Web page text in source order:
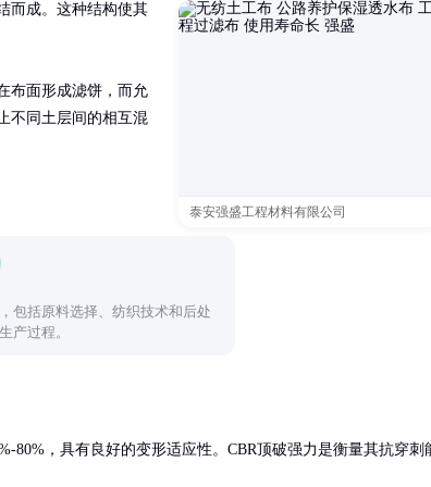
泰安强盛工程材料有限公司
而成。这种结构使其
布面形成滤饼，而允
不同土层间的相互混
包括原料选择、纺织技术和后处
产过程。
80%，具有良好的变形适应性。CBR顶破强力是衡量其抗穿刺